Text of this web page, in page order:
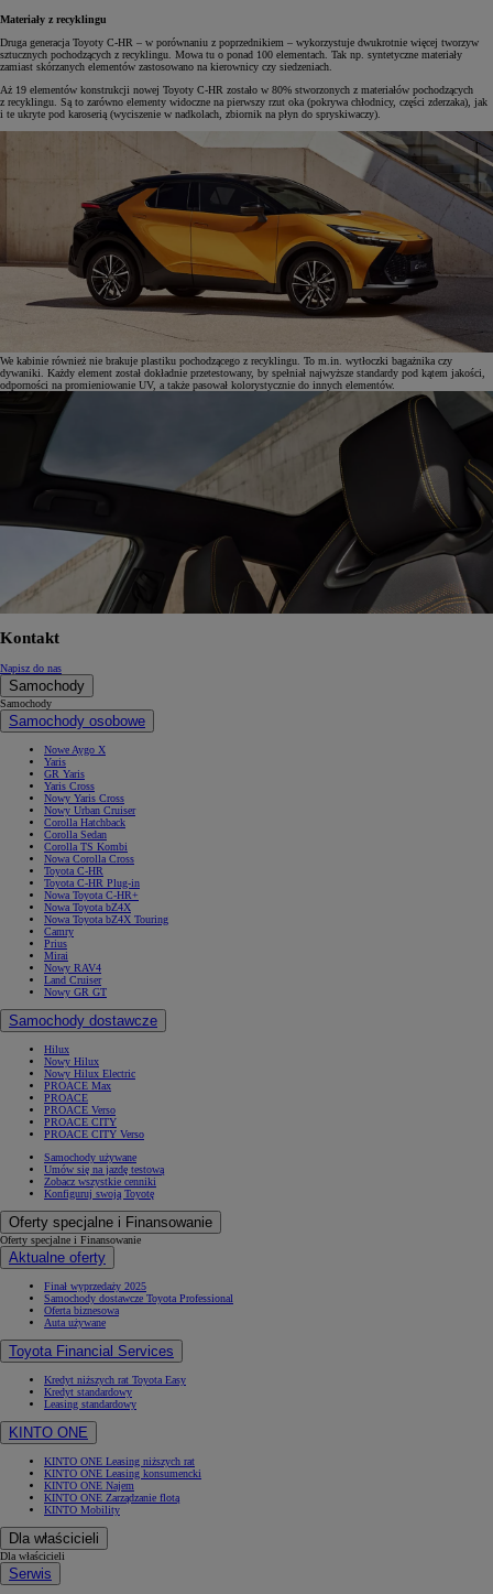
Materiały z recyklingu
Druga generacja Toyoty C-HR – w porównaniu z poprzednikiem – wykorzystuje dwukrotnie więcej tworzyw
sztucznych pochodzących z recyklingu. Mowa tu o ponad 100 elementach. Tak np. syntetyczne materiały
zamiast skórzanych elementów zastosowano na kierownicy czy siedzeniach.
Aż 19 elementów konstrukcji nowej Toyoty C-HR zostało w 80% stworzonych z materiałów pochodzących
z recyklingu. Są to zarówno elementy widoczne na pierwszy rzut oka (pokrywa chłodnicy, części zderzaka), jak
i te ukryte pod karoserią (wyciszenie w nadkolach, zbiornik na płyn do spryskiwaczy).
We kabinie również nie brakuje plastiku pochodzącego z recyklingu. To m.in. wytłoczki bagażnika czy
dywaniki. Każdy element został dokładnie przetestowany, by spełniał najwyższe standardy pod kątem jakości,
odporności na promieniowanie UV, a także pasował kolorystycznie do innych elementów.
Kontakt
Napisz do nas
Samochody
Samochody
Samochody osobowe
Nowe Aygo X
Yaris
GR Yaris
Yaris Cross
Nowy Yaris Cross
Nowy Urban Cruiser
Corolla Hatchback
Corolla Sedan
Corolla TS Kombi
Nowa Corolla Cross
Toyota C-HR
Toyota C-HR Plug-in
Nowa Toyota C-HR+
Nowa Toyota bZ4X
Nowa Toyota bZ4X Touring
Camry
Prius
Mirai
Nowy RAV4
Land Cruiser
Nowy GR GT
Samochody dostawcze
Hilux
Nowy Hilux
Nowy Hilux Electric
PROACE Max
PROACE
PROACE Verso
PROACE CITY
PROACE CITY Verso
Samochody używane
Umów się na jazdę testową
Zobacz wszystkie cenniki
Konfiguruj swoją Toyotę
Oferty specjalne i Finansowanie
Oferty specjalne i Finansowanie
Aktualne oferty
Finał wyprzedaży 2025
Samochody dostawcze Toyota Professional
Oferta biznesowa
Auta używane
Toyota Financial Services
Kredyt niższych rat Toyota Easy
Kredyt standardowy
Leasing standardowy
KINTO ONE
KINTO ONE Leasing niższych rat
KINTO ONE Leasing konsumencki
KINTO ONE Najem
KINTO ONE Zarządzanie flotą
KINTO Mobility
Dla właścicieli
Dla właścicieli
Serwis